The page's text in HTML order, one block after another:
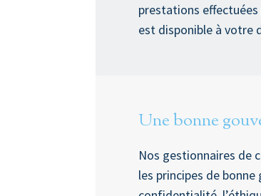
prestations
est disponible à votre
Une bonne
Nos gestionnaires de
les principes de